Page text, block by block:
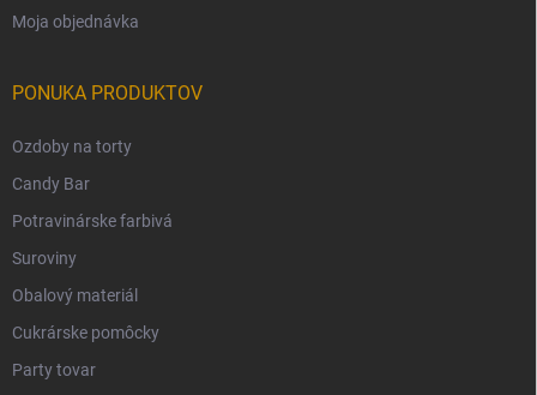
Moja objednávka
PONUKA PRODUKTOV
Ozdoby na torty
Candy Bar
Potravinárske farbivá
Suroviny
Obalový materiál
Cukrárske pomôcky
Party tovar